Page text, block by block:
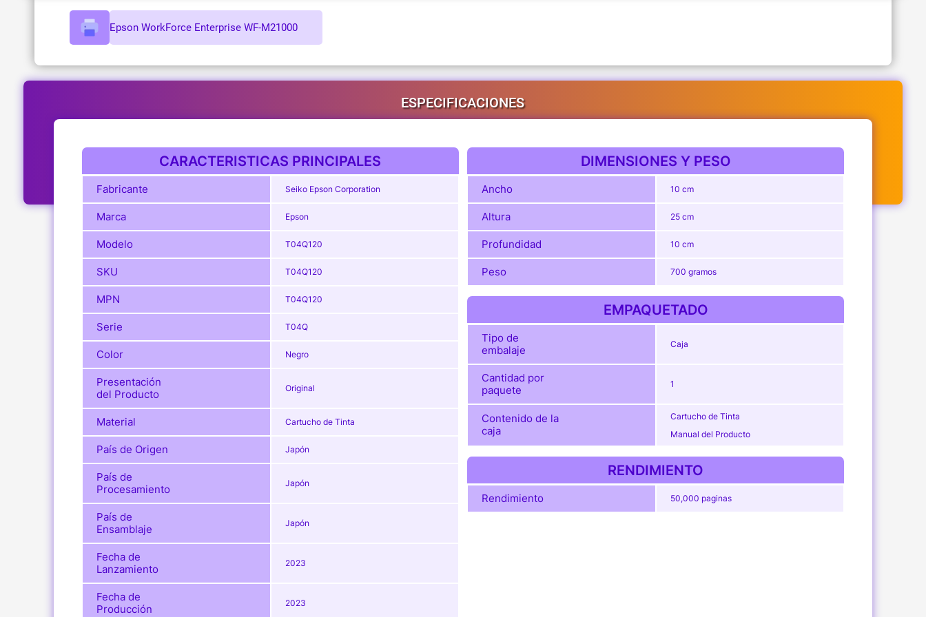
Epson WorkForce Enterprise WF-M21000
ESPECIFICACIONES
CARACTERISTICAS PRINCIPALES
Fabricante Seiko Epson Corporation
Marca Epson
Modelo T04Q120
SKU T04Q120
MPN T04Q120
Serie T04Q
Color Negro
Presentación
del Producto
Original
Material Cartucho de Tinta
País de Origen Japón
País de
Procesamiento
Japón
País de
Ensamblaje
Japón
Fecha de
Lanzamiento
2023
Fecha de
Producción
2023
DIMENSIONES Y PESO
Ancho 10 cm
Altura 25 cm
Profundidad 10 cm
Peso 700 gramos
EMPAQUETADO
Tipo de
embalaje
Caja
Cantidad por
paquete
1
Contenido de la
caja
Cartucho de Tinta
Manual del Producto
RENDIMIENTO
Rendimiento 50,000 paginas